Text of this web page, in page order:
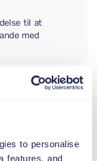
to personalise
features, and
til at
med